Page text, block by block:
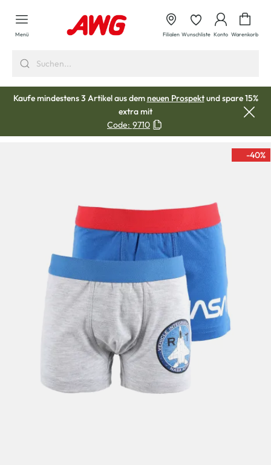
springen
Menü Filialen Wunschliste Konto Warenkorb
Kaufe mindestens 3 Artikel aus demneuen Prospektund spare 15%
extra mit
Code: 9710
-40%